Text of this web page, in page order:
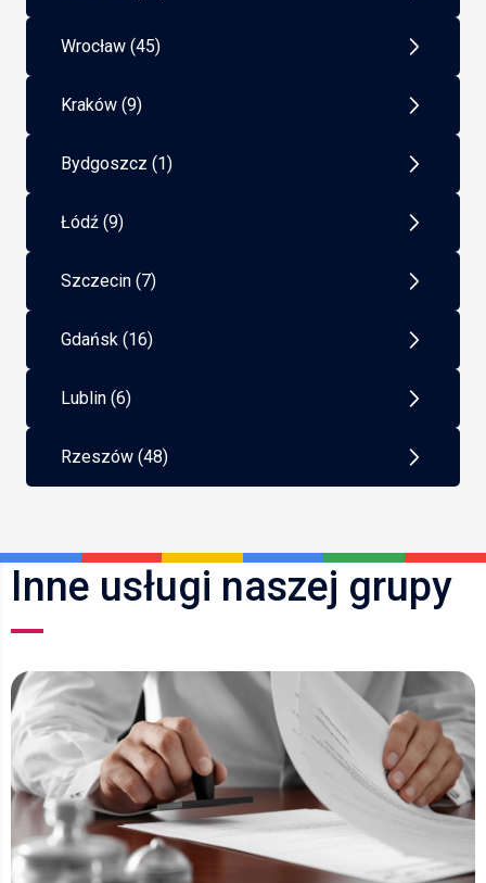
Wrocław (45)
Kraków (9)
Bydgoszcz (1)
Łódź (9)
Szczecin (7)
Gdańsk (16)
Lublin (6)
Rzeszów (48)
Inne usługi naszej grupy